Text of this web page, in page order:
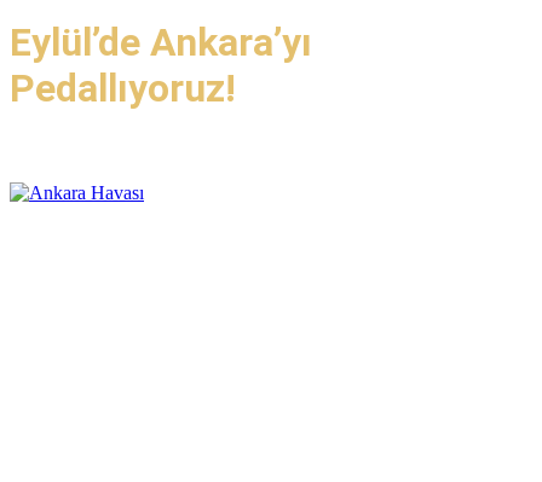
Eylül’de Ankara’yı
Pedallıyoruz!